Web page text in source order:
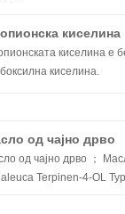
киселина
киселина е
киселина.
од чајно дрво
од чајно дрво ；
Terpinen-4-OL